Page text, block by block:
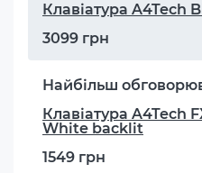
Клавіатура A4Tech
3099 грн
Найбільш
Клавіатура A4Tech
White backlit
1549 грн